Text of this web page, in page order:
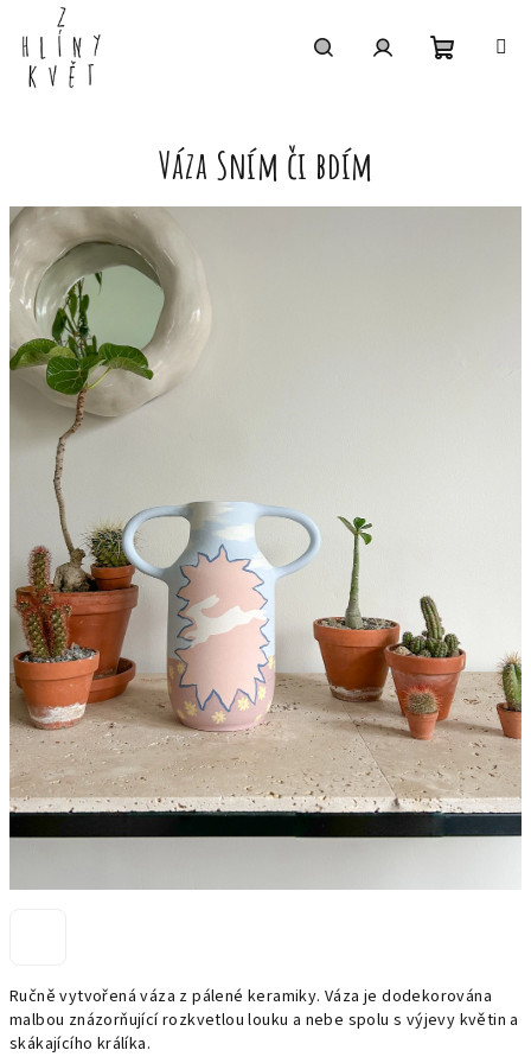
obsah
Ručně vytvořená váza z pálené keramiky. Váza je dodekorována
malbou znázorňující rozkvetlou louku a nebe spolu s výjevy květin a
skákajícího králíka.
Váza Sním či bdím